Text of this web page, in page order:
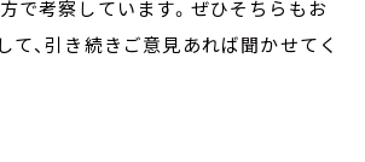
で考察しています。ぜひそちらもお
て、引き続きご意見あれば聞かせてく